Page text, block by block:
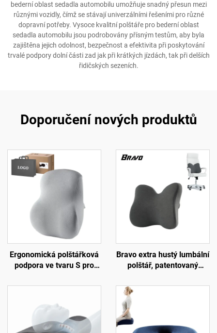
bederní oblast sedadla automobilu umožňuje snadný přesun mezi
různými vozidly, čímž se stávají univerzálními řešeními pro různé
dopravní potřeby. Vysoce kvalitní polštáře pro bederní oblast
sedadla automobilu jsou podrobovány přísným testům, aby byla
zajištěna jejich odolnost, bezpečnost a efektivita při poskytování
trvalé podpory dolní části zad jak při krátkých jízdách, tak při delších
řidičských sezeních.
Doporučení nových produktů
Ergonomická polštářková
podpora ve tvaru S pro
židli do kanceláře,
Bravo extra hustý lumbální
polštář, patentovaný
polštář pro podporu
bederní oblasti, podložka